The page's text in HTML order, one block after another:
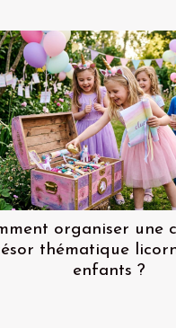
organiser une
thématique
enfants ?